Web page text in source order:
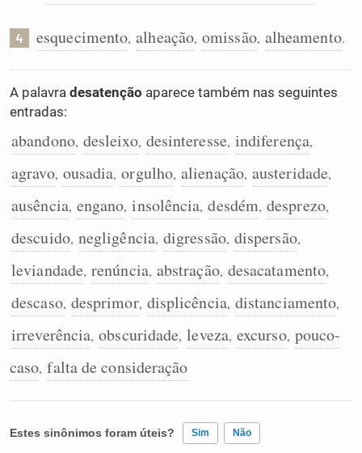
4 esquecimento, alheação, omissão, alheamento.
A palavra desatenção aparece também nas seguintes
entradas:
abandono, desleixo, desinteresse, indiferença,
agravo, ousadia, orgulho, alienação, austeridade,
ausência, engano, insolência, desdém, desprezo,
descuido, negligência, digressão, dispersão,
leviandade, renúncia, abstração, desacatamento,
descaso, desprimor, displicência, distanciamento,
irreverência, obscuridade, leveza, excurso, pouco-
caso, falta de consideração
Estes sinônimos foram úteis? Sim Não